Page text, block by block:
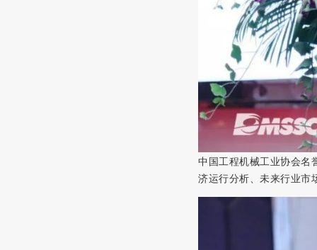
中国工程机械工业协会名
济运行分析、未来行业市